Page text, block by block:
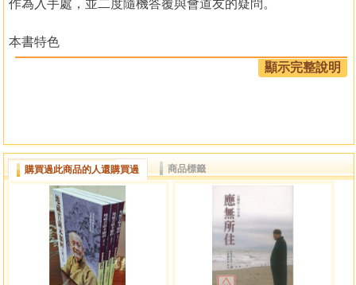
作為入手處，並二度隨機答覆與會道友的疑問。
本書特色
夢參老和尚在北京、五臺山及溫哥華三次講解《心經》
顯示完整說明
購買過此商品的人還購買過 商品標籤